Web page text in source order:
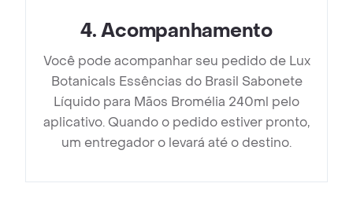
4.Acompanhamento
Você pode acompanhar seu pedido de Lux
Botanicals Essências do Brasil Sabonete
Líquido para Mãos Bromélia 240ml pelo
aplicativo. Quando o pedido estiver pronto,
um entregador o levará até o destino.